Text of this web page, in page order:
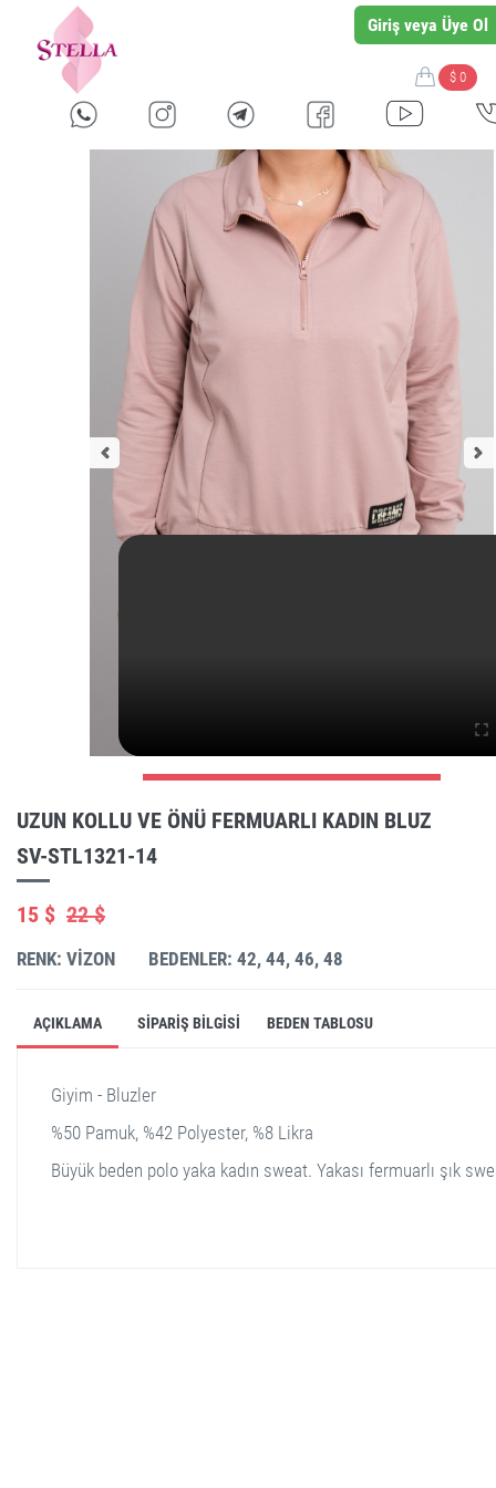
Giriş veya Üye Ol
$ 0
UZUN KOLLU VE ÖNÜ FERMUARLI KADIN BLUZ
SV-STL1321-14
15 $ 22 $
RENK: VIZON BEDENLER: 42, 44, 46, 48
AÇIKLAMA SIPARIŞ BILGISI BEDEN TABLOSU
Giyim - Bluzler
%50 Pamuk, %42 Polyester, %8 Likra
Büyük beden polo yaka kadın sweat. Yakası fermuarlı şık